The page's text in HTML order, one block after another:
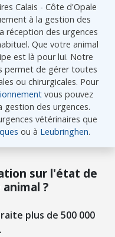
Calais - Côte d'Opale
à la gestion des
réception des urgences
Que votre animal
est là pour lui. Notre
permet de gérer toutes
ou chirurgicales. Pour
vous pouvez
des urgences.
vétérinaires que
ou à Leubringhen.
sur l'état de
?
plus de 500 000